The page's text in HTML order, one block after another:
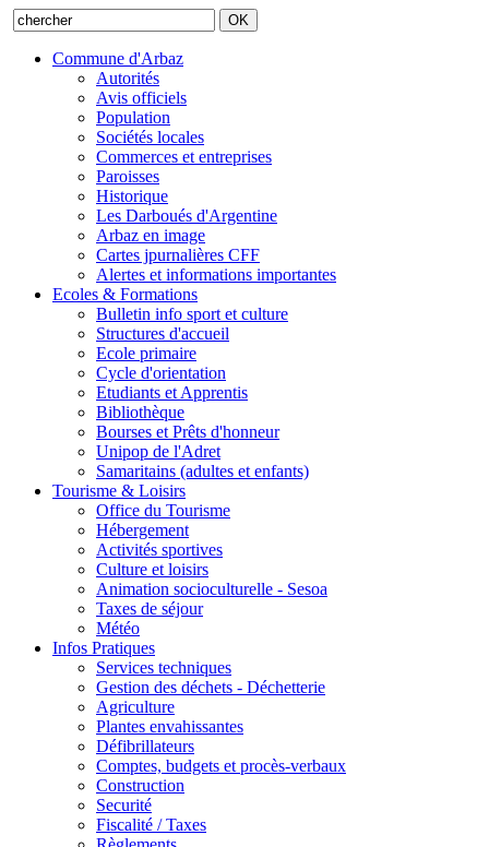
Commune d'Arbaz
Autorités
Avis officiels
Population
Sociétés locales
Commerces et entreprises
Paroisses
Historique
Les Darboués d'Argentine
Arbaz en image
Cartes jpurnalières CFF
Alertes et informations importantes
Ecoles & Formations
Bulletin info sport et culture
Structures d'accueil
Ecole primaire
Cycle d'orientation
Etudiants et Apprentis
Bibliothèque
Bourses et Prêts d'honneur
Unipop de l'Adret
Samaritains (adultes et enfants)
Tourisme & Loisirs
Office du Tourisme
Hébergement
Activités sportives
Culture et loisirs
Animation socioculturelle - Sesoa
Taxes de séjour
Météo
Infos Pratiques
Services techniques
Gestion des déchets - Déchetterie
Agriculture
Plantes envahissantes
Défibrillateurs
Comptes, budgets et procès-verbaux
Construction
Securité
Fiscalité / Taxes